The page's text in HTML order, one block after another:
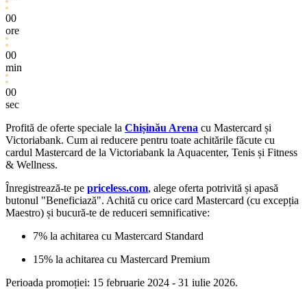
00
ore
00
min
00
sec
Profită de oferte speciale la Chișinău Arena cu Mastercard și
Victoriabank. Cum ai reducere pentru toate achitările făcute cu
cardul Mastercard de la Victoriabank la Aquacenter, Tenis și Fitness
& Wellness.
Înregistrează-te pe priceless.com, alege oferta potrivită și apasă
butonul "Beneficiază". Achită cu orice card Mastercard (cu excepția
Maestro) și bucură-te de reduceri semnificative:
7% la achitarea cu Mastercard Standard
15% la achitarea cu Mastercard Premium
Perioada promoției: 15 februarie 2024 - 31 iulie 2026.